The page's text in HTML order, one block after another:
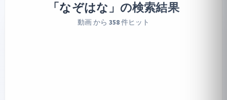
「なぞはな」 の検索結果
動画 から 358件ヒット